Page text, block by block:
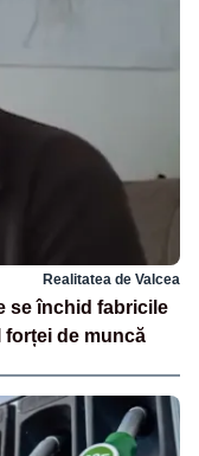
Realitatea de Valcea
se închid fabricile
de muncă